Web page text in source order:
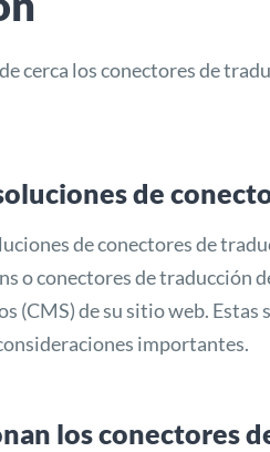
cerca los conectores de
de
de conectores de
o conectores de traducción
(CMS) de su sitio web. Estas
importantes.
los conectores